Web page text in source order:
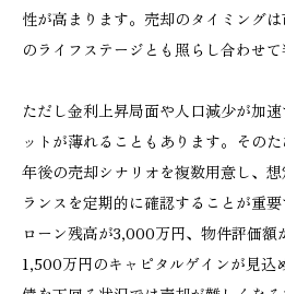
性が高まります。売却のタイミング
のライフステージとも照らし合わせて
ただし金利上昇局面や人口減少が加
ットが薄れることもあります。その
年後の売却シナリオを複数用意し、
ランスを定期的に確認することが重
ローン残高が3,000万円、物件評価額
1,500万円のキャピタルゲインが見込